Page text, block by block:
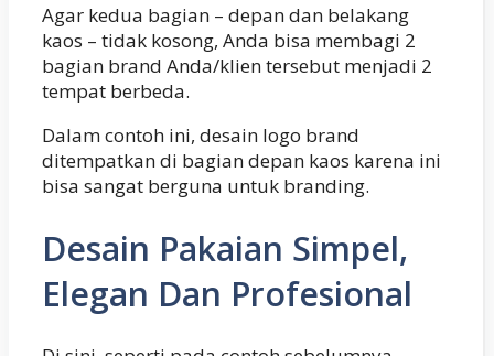
Agar kedua bagian – depan dan belakang
kaos – tidak kosong, Anda bisa membagi 2
bagian brand Anda/klien tersebut menjadi 2
tempat berbeda.
Dalam contoh ini, desain logo brand
ditempatkan di bagian depan kaos karena ini
bisa sangat berguna untuk branding.
Desain Pakaian Simpel,
Elegan Dan Profesional